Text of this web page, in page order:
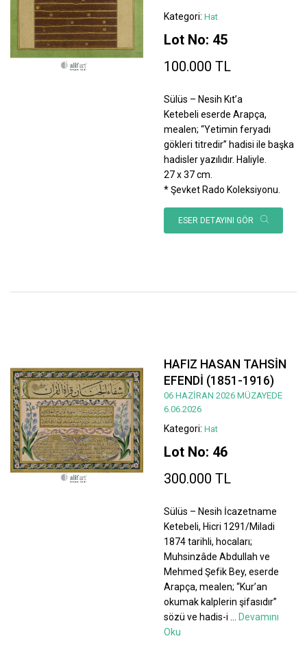
Kategori: Hat
Lot No: 45
100.000 TL
Sülüs – Nesih Kıt’a
Ketebeli eserde Arapça,
mealen; “Yetimin feryadı
gökleri titredir” hadisi ile başka
hadisler yazılıdır. Haliyle.
27 x 37 cm.
* Şevket Rado Koleksiyonu.
ESER DETAYINI GÖR
HAFIZ HASAN TAHSİN
EFENDİ (1851-1916)
06 HAZİRAN 2026 MÜZAYEDE
6.06.2026
Kategori: Hat
Lot No: 46
300.000 TL
Sülüs – Nesih İcazetname
Ketebeli, Hicri 1291/Miladi
1874 tarihli, hocaları;
Muhsinzâde Abdullah ve
Mehmed Şefik Bey, eserde
Arapça, mealen; “Kur’an
okumak kalplerin şifasıdır”
sözü ve hadis-i ... Devamını
Oku